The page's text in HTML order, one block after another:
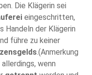
Die Klägerin sei
eingeschritten,
Handeln der Klägerin
führe zu keiner
.(Anmerkung
wenn